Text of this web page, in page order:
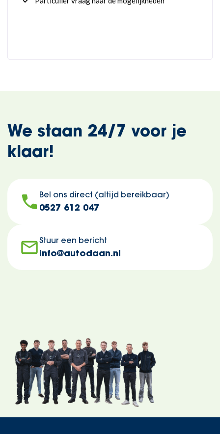
We staan 24/7 voor je
klaar!
Bel ons direct (altijd bereikbaar)
0527 612 047
Stuur een bericht
info@autodaan.nl